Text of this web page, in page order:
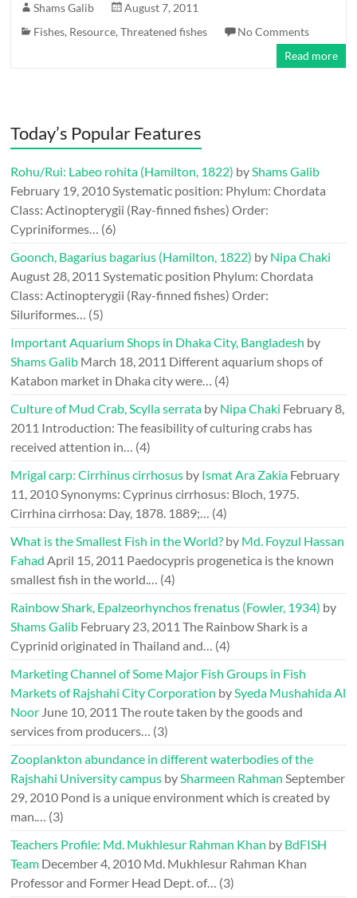
Shams Galib
August 7, 2011
Fishes, Resource,Threatened fishes
No Comments
Read more
Today’s Popular Features
Rohu/Rui: Labeo rohita (Hamilton, 1822) byShams Galib
February 19, 2010Systematic position: Phylum: Chordata
Class: Actinopterygii (Ray-finned fishes) Order:
Cypriniformes… (6)
Goonch, Bagarius bagarius (Hamilton, 1822) by Nipa Chaki
August 28, 2011 Systematic position Phylum: Chordata
Class: Actinopterygii (Ray-finned fishes) Order:
Siluriformes… (5)
Important Aquarium Shops in Dhaka City, Bangladesh by
Shams Galib March 18, 2011 Different aquarium shops of
Katabon market in Dhaka city were… (4)
Culture of Mud Crab, Scylla serrata by Nipa Chaki February 8,
2011 Introduction: The feasibility of culturing crabs has
received attention in… (4)
Mrigal carp: Cirrhinus cirrhosus by Ismat Ara Zakia February
11, 2010Synonyms: Cyprinus cirrhosus: Bloch, 1975.
Cirrhina cirrhosa: Day, 1878. 1889;… (4)
What is the Smallest Fish in the World? by Md. Foyzul Hassan
Fahad April 15, 2011 Paedocypris progenetica is the known
smallest fish in the world.… (4)
Rainbow Shark, Epalzeorhynchos frenatus (Fowler, 1934) by
Shams Galib February 23, 2011 The Rainbow Shark is a
Cyprinid originated in Thailand and… (4)
Marketing Channel of Some Major Fish Groups in Fish
Markets of Rajshahi City Corporation bySyeda Mushahida Al
Noor June 10, 2011 The route taken by the goods and
services from producers… (3)
Zooplankton abundance in different waterbodies of the
Rajshahi University campus bySharmeen Rahman September
29, 2010 Pond is a unique environment which is created by
man.… (3)
Teachers Profile: Md. Mukhlesur Rahman Khan by BdFISH
Team December 4, 2010 Md. Mukhlesur Rahman Khan
Professor and Former Head Dept. of… (3)